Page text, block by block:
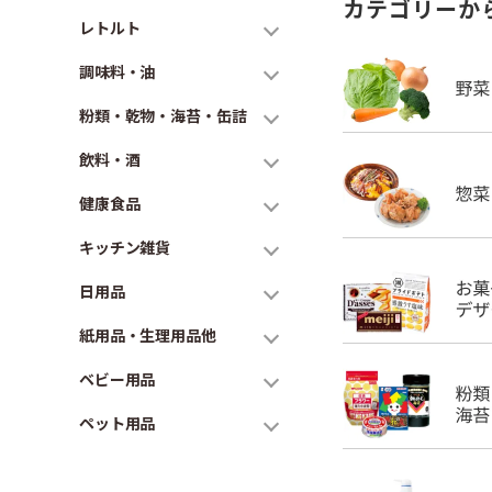
レトルト
調味料・油
粉類・乾物・海苔・缶詰
飲料・酒
健康食品
キッチン雑貨
日用品
紙用品・生理用品他
ベビー用品
ペット用品
カテゴリーか